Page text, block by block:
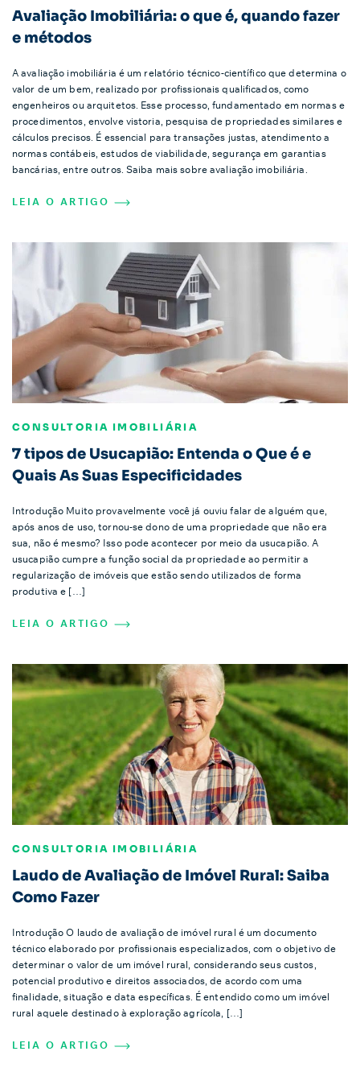
Avaliação Imobiliária: o que é, quando fazer
e métodos
A avaliação imobiliária é um relatório técnico-científico que determina o
valor de um bem, realizado por profissionais qualificados, como
engenheiros ou arquitetos. Esse processo, fundamentado em normas e
procedimentos, envolve vistoria, pesquisa de propriedades similares e
cálculos precisos. É essencial para transações justas, atendimento a
normas contábeis, estudos de viabilidade, segurança em garantias
bancárias, entre outros. Saiba mais sobre avaliação imobiliária.
LEIA O ARTIGO
CONSULTORIA IMOBILIÁRIA
7 tipos de Usucapião: Entenda o Que é e
Quais As Suas Especificidades
Introdução Muito provavelmente você já ouviu falar de alguém que,
após anos de uso, tornou-se dono de uma propriedade que não era
sua, não é mesmo? Isso pode acontecer por meio da usucapião. A
usucapião cumpre a função social da propriedade ao permitir a
regularização de imóveis que estão sendo utilizados de forma
produtiva e […]
LEIA O ARTIGO
CONSULTORIA IMOBILIÁRIA
Laudo de Avaliação de Imóvel Rural: Saiba
Como Fazer
Introdução O laudo de avaliação de imóvel rural é um documento
técnico elaborado por profissionais especializados, com o objetivo de
determinar o valor de um imóvel rural, considerando seus custos,
potencial produtivo e direitos associados, de acordo com uma
finalidade, situação e data específicas. É entendido como um imóvel
rural aquele destinado à exploração agrícola, […]
LEIA O ARTIGO